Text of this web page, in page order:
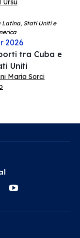
Ursu
Latina, Stati Uniti e
2026
tra Cuba e
Uniti
Maria Sorci